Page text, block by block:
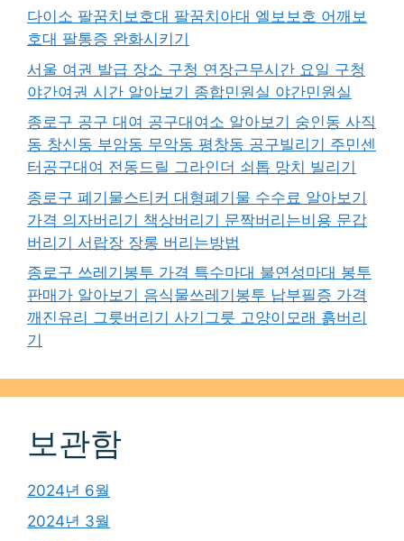
다이소 팔꿈치보호대 팔꿈치아대 엘보보호 어깨보
호대 팔통증 완화시키기
서울 여권 발급 장소 구청 연장근무시간 요일 구청
야간여권 시간 알아보기 종합민원실 야간민원실
종로구 공구 대여 공구대여소 알아보기 숭인동 사직
동 창신동 부암동 무악동 평창동 공구빌리기 주민센
터공구대여 전동드릴 그라인더 쇠톱 망치 빌리기
종로구 폐기물스티커 대형폐기물 수수료 알아보기
가격 의자버리기 책상버리기 문짝버리는비용 문갑
버리기 서랍장 장롱 버리는방법
종로구 쓰레기봉투 가격 특수마대 불연성마대 봉투
판매가 알아보기 음식물쓰레기봉투 납부필증 가격
깨진유리 그릇버리기 사기그릇 고양이모래 흙버리
기
보관함
2024년 6월
2024년 3월